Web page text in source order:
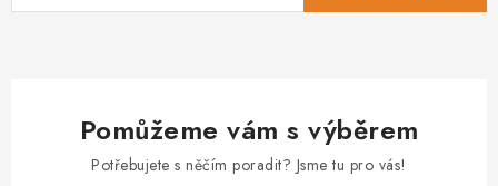
Pomůžeme vám s výběrem
Potřebujete s něčím poradit? Jsme tu pro vás!